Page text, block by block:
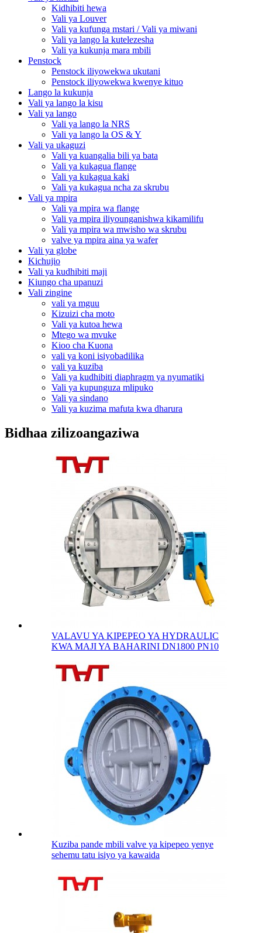
Kidhibiti hewa
Vali ya Louver
Vali ya kufunga mstari / Vali ya miwani
Vali ya lango la kutelezesha
Vali ya kukunja mara mbili
Penstock
Penstock iliyowekwa ukutani
Penstock iliyowekwa kwenye kituo
Lango la kukunja
Vali ya lango la kisu
Vali ya lango
Vali ya lango la NRS
Vali ya lango la OS & Y
Vali ya ukaguzi
Vali ya kuangalia bili ya bata
Vali ya kukagua flange
Vali ya kukagua kaki
Vali ya kukagua ncha za skrubu
Vali ya mpira
Vali ya mpira wa flange
Vali ya mpira iliyounganishwa kikamilifu
Vali ya mpira wa mwisho wa skrubu
valve ya mpira aina ya wafer
Vali ya globe
Kichujio
Vali ya kudhibiti maji
Kiungo cha upanuzi
Vali zingine
vali ya mguu
Kizuizi cha moto
Vali ya kutoa hewa
Mtego wa mvuke
Kioo cha Kuona
vali ya koni isiyobadilika
vali ya kuziba
Vali ya kudhibiti diaphragm ya nyumatiki
Vali ya kupunguza mlipuko
Vali ya sindano
Vali ya kuzima mafuta kwa dharura
Bidhaa zilizoangaziwa
VALAVU YA KIPEPEO YA HYDRAULIC
KWA MAJI YA BAHARINI DN1800 PN10
Kuziba pande mbili valve ya kipepeo yenye
sehemu tatu isiyo ya kawaida